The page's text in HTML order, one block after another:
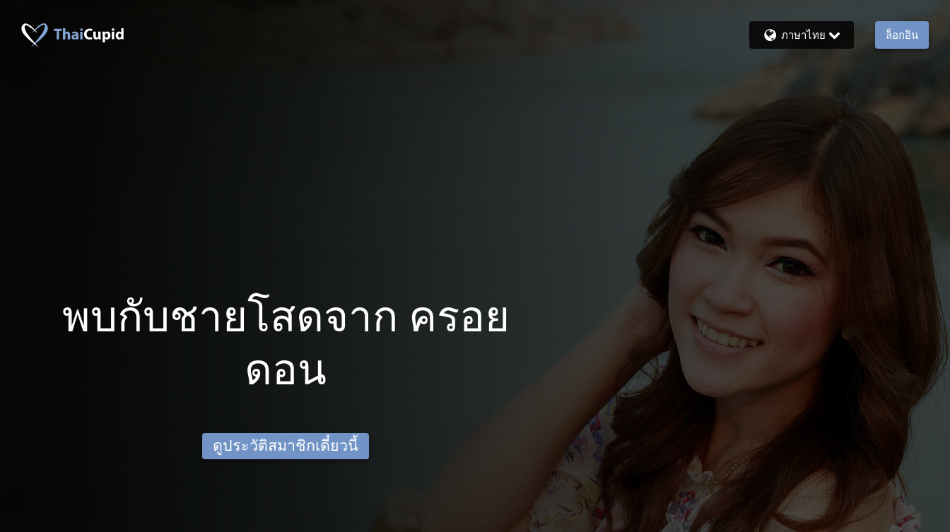
ภาษาไทย ล็อกอิน
พบกับชายโสดจาก ครอย
ดอน
ดูประวัติสมาชิกเดี๋ยวนี้